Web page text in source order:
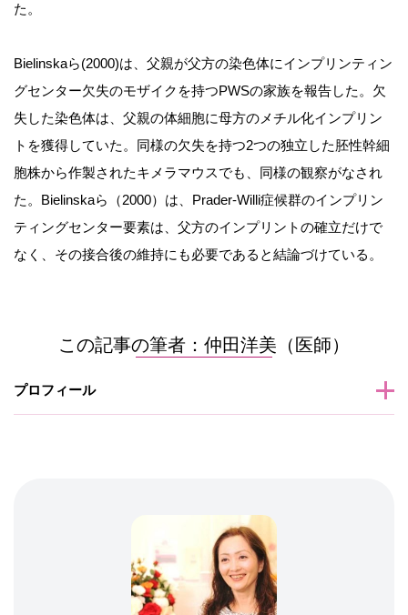
た。
Bielinskaら(2000)は、父親が父方の染色体にインプリンティン
グセンター欠失のモザイクを持つPWSの家族を報告した。欠
失した染色体は、父親の体細胞に母方のメチル化インプリン
トを獲得していた。同様の欠失を持つ2つの独立した胚性幹細
胞株から作製されたキメラマウスでも、同様の観察がなされ
た。Bielinskaら（2000）は、Prader-Willi症候群のインプリン
ティングセンター要素は、父方のインプリントの確立だけで
なく、その接合後の維持にも必要であると結論づけている。
この記事の筆者：仲田洋美（医師）
プロフィール